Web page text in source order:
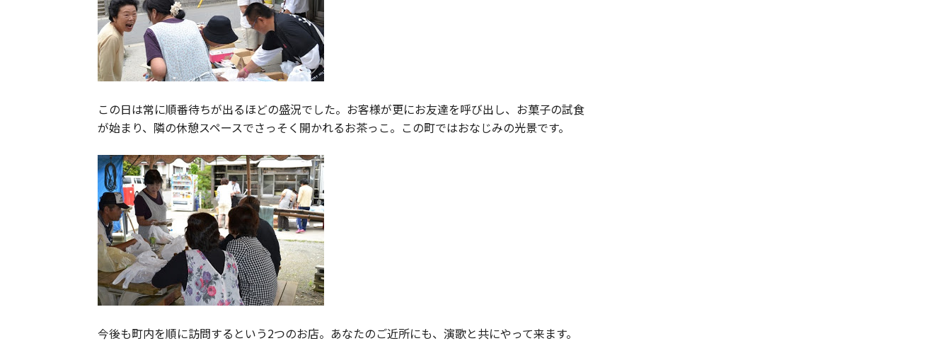
この日は常に順番待ちが出るほどの盛況でした。お客様が更にお友達を呼び出し、お菓子の試食
が始まり、隣の休憩スペースでさっそく開かれるお茶っこ。この町ではおなじみの光景です。
今後も町内を順に訪問するという2つのお店。あなたのご近所にも、演歌と共にやって来ます。